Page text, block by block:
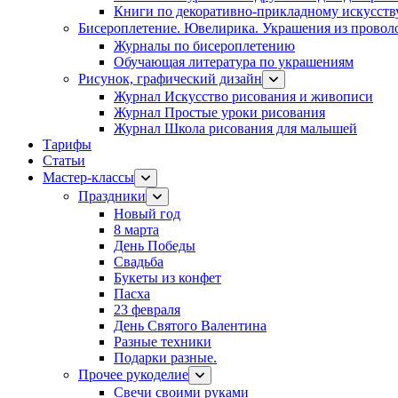
Книги по декоративно-прикладному
Бисероплетение. Ювелирика. Украшения из
Журналы по бисероплетению
Обучающая литература по украшениям
Рисунок, графический дизайн
Журнал Искусство рисования и живописи
Журнал Простые уроки рисования
Журнал Школа рисования для малышей
Тарифы
Статьи
Мастер-классы
Праздники
Новый год
8 марта
День Победы
Свадьба
Букеты из конфет
Пасха
23 февраля
День Святого Валентина
Разные техники
Подарки разные.
Прочее рукоделие
Свечи своими руками